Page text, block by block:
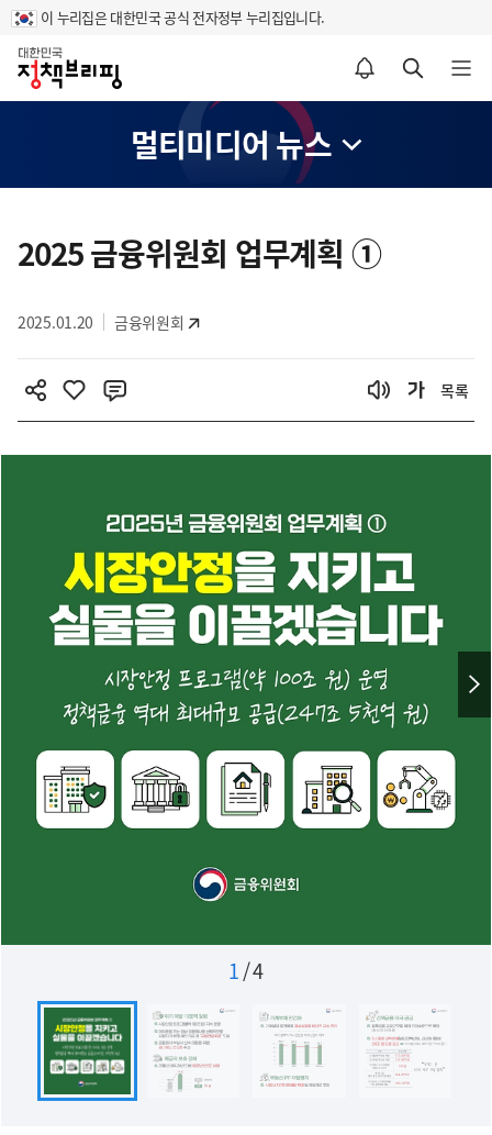
이 누리집은 대한민국 공식 전자정부 누리집입니다.
홈
알림설정 바로가기 검색 바로가기 메뉴 열기
멀티미디어 뉴스
텐
츠
역
2025 금융위원회 업무계획 ①
2025.01.20 금융위원회
목록
1/4